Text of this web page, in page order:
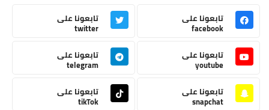
تابعونا على
facebook
تابعونا على
twitter
تابعونا على
youtube
تابعونا على
telegram
تابعونا على
snapchat
تابعونا على
tikTok